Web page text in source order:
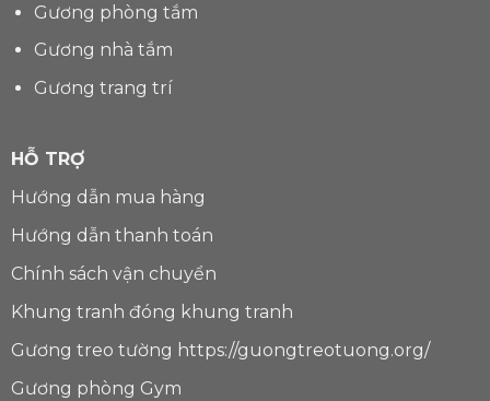
Gương phòng tắm
Gương nhà tắm
Gương trang trí
HỖ TRỢ
Hướng dẫn mua hàng
Hướng dẫn thanh toán
Chính sách vận chuyển
Khung tranh đóng khung tranh
Gương treo tường https://guongtreotuong.org/
Gương phòng Gym